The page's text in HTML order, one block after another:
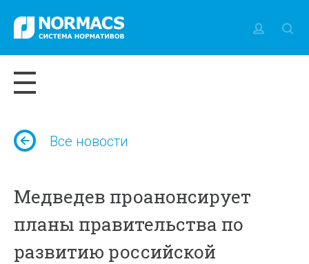
Все новости
Медведев проанонсирует
планы правительства по
развитию российской